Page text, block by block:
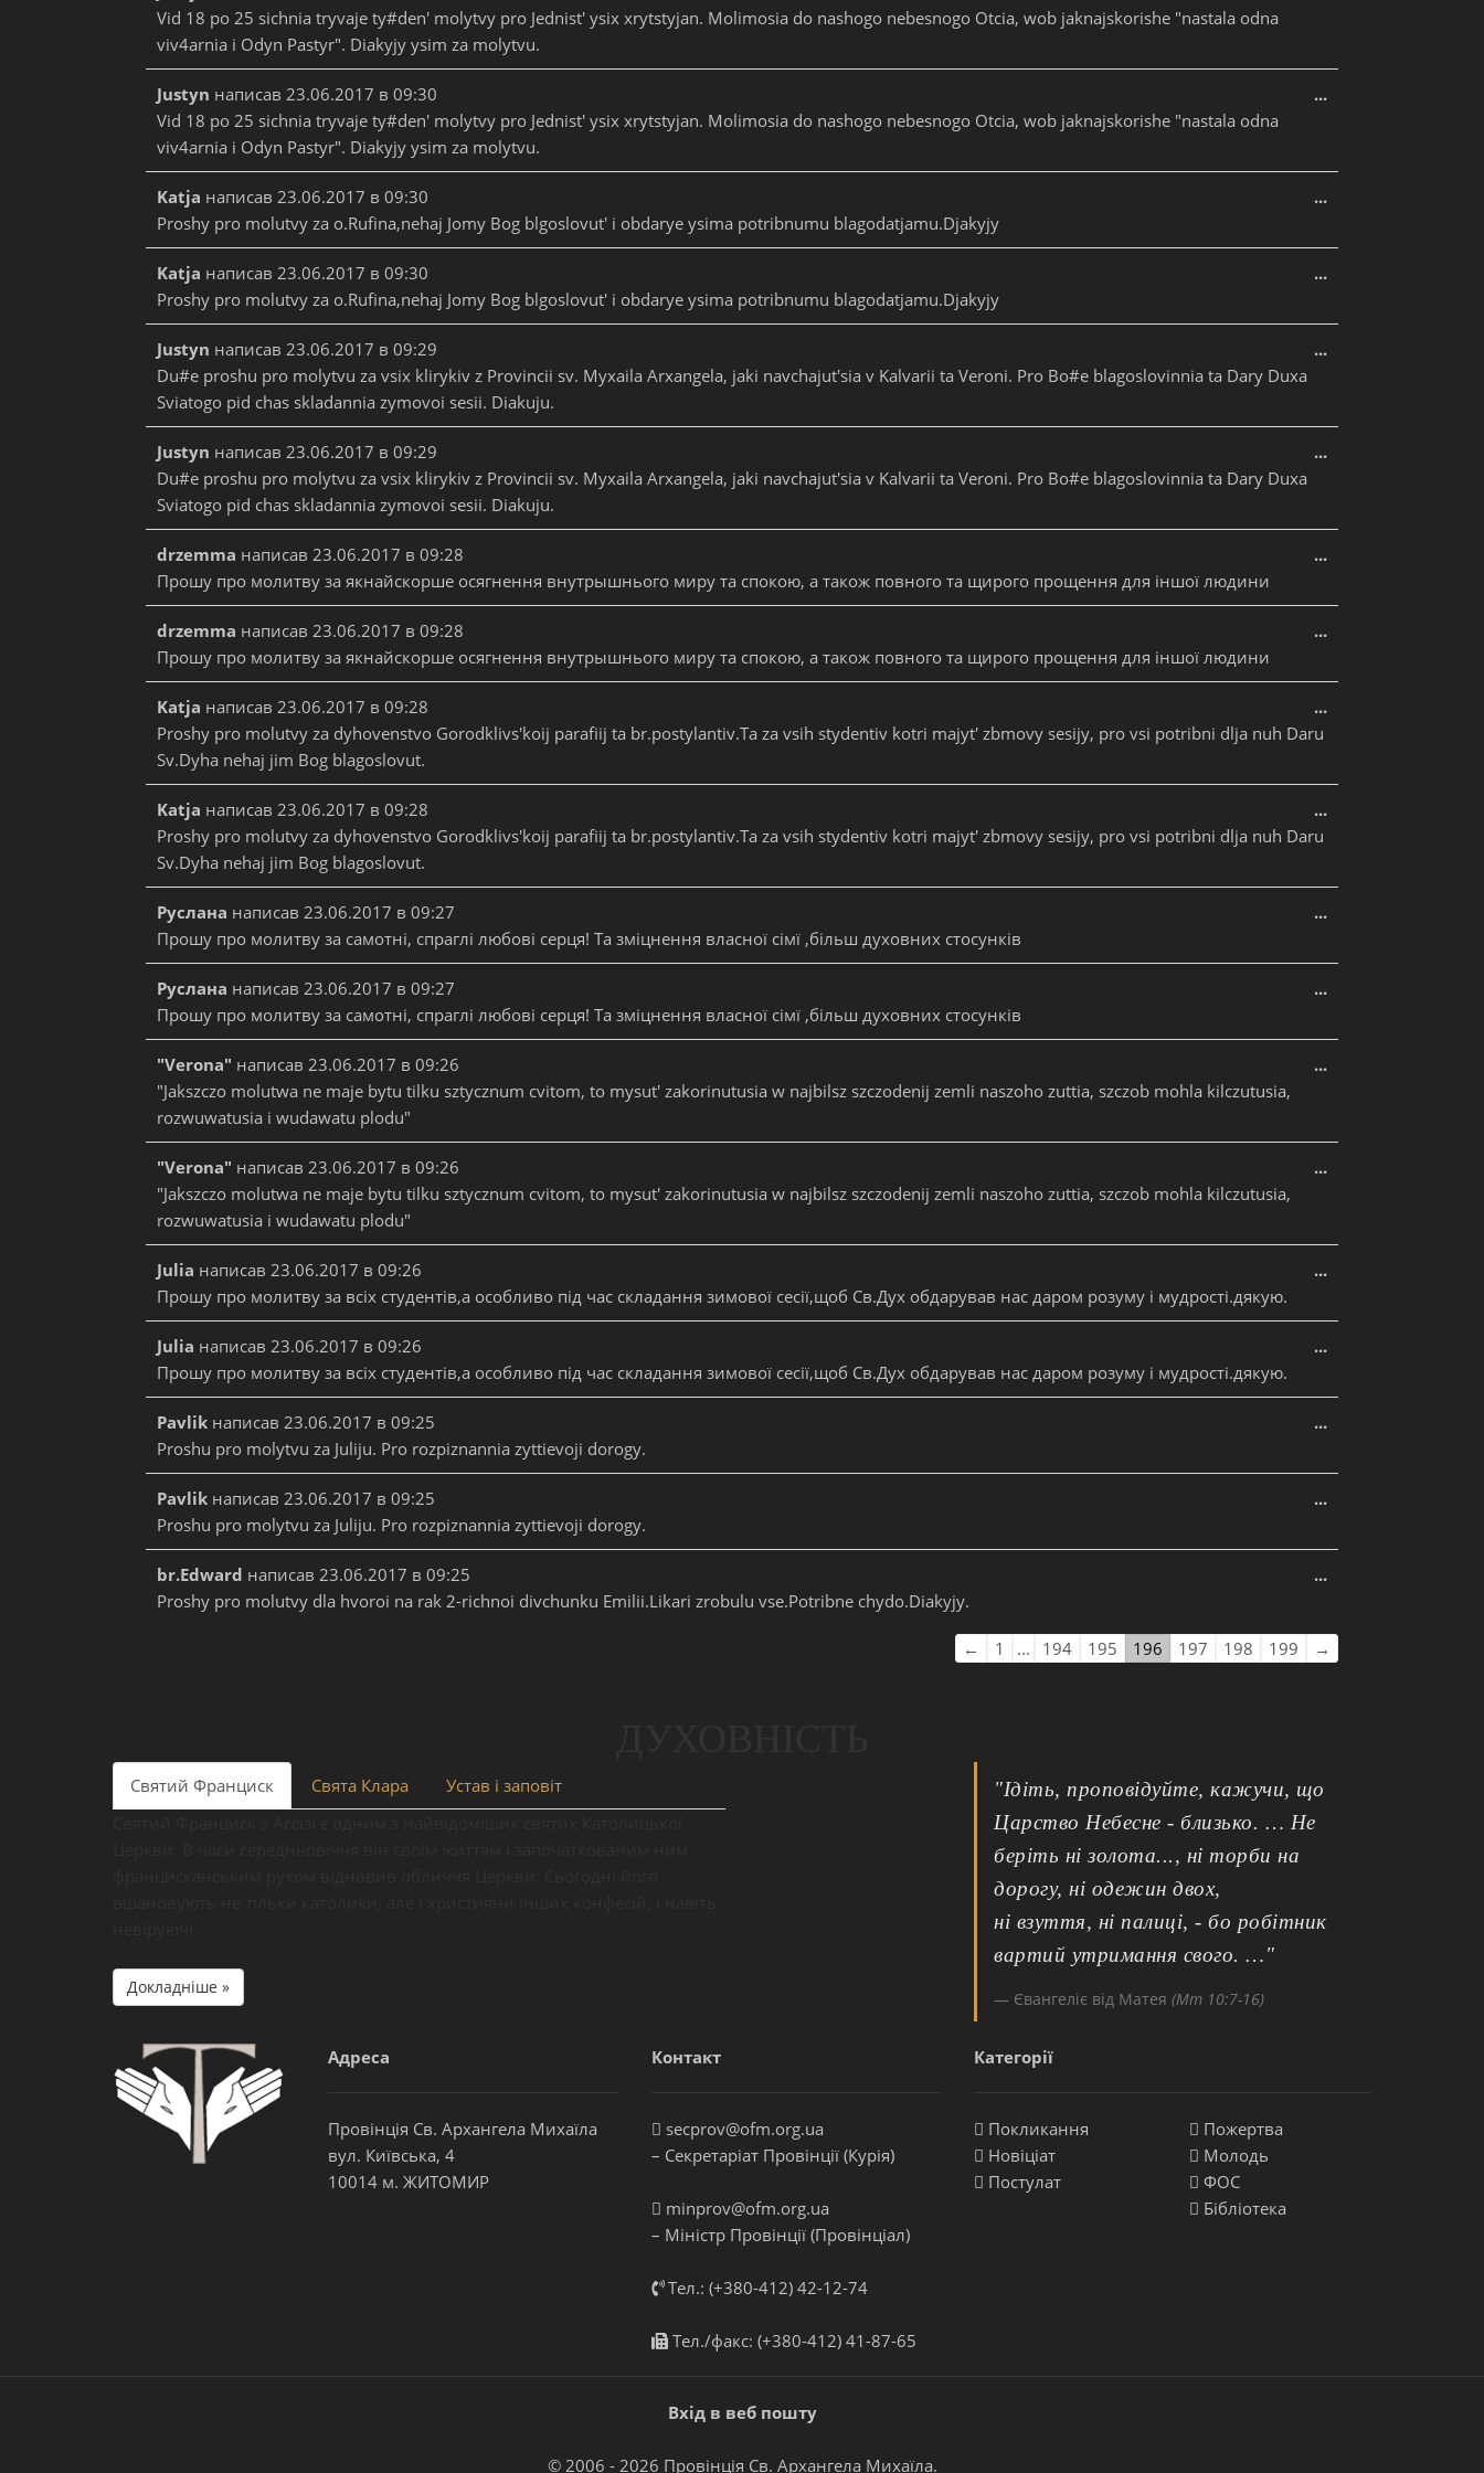
Vid 18 po 25 sichnia tryvaje ty#den' molytvy pro Jednist' ysix xrytstyjan. Molimosia do nashogo nebesnogo Otcia, wob jaknajskorishe "nastala odna
viv4arnia i Odyn Pastyr". Diakyjy ysim za molytvu.
Justyn написав 23.06.2017 в 09:30
Vid 18 po 25 sichnia tryvaje ty#den' molytvy pro Jednist' ysix xrytstyjan. Molimosia do nashogo nebesnogo Otcia, wob jaknajskorishe "nastala odna
viv4arnia i Odyn Pastyr". Diakyjy ysim za molytvu.
...Увімкніть це
Katja написав 23.06.2017 в 09:30
Proshy pro molutvy za o.Rufina,nehaj Jomy Bog blgoslovut' i obdarye ysima potribnumu blagodatjamu.Djakyjy
...Увімкніть це
Katja написав 23.06.2017 в 09:30
Proshy pro molutvy za o.Rufina,nehaj Jomy Bog blgoslovut' i obdarye ysima potribnumu blagodatjamu.Djakyjy
...Увімкніть це
Justyn написав 23.06.2017 в 09:29
Du#e proshu pro molytvu za vsix klirykiv z Provincii sv. Myxaila Arxangela, jaki navchajut'sia v Kalvarii ta Veroni. Pro Bo#e blagoslovinnia ta Dary Duxa
Sviatogo pid chas skladannia zymovoi sesii. Diakuju.
...Увімкніть це
Justyn написав 23.06.2017 в 09:29
Du#e proshu pro molytvu za vsix klirykiv z Provincii sv. Myxaila Arxangela, jaki navchajut'sia v Kalvarii ta Veroni. Pro Bo#e blagoslovinnia ta Dary Duxa
Sviatogo pid chas skladannia zymovoi sesii. Diakuju.
...Увімкніть це
drzemma написав 23.06.2017 в 09:28
Прошу про молитву за якнайскорше осягнення внутрышнього миру та спокою, а також повного та щирого прощення для іншої людини
...Увімкніть це
drzemma написав 23.06.2017 в 09:28
Прошу про молитву за якнайскорше осягнення внутрышнього миру та спокою, а також повного та щирого прощення для іншої людини
...Увімкніть це
Katja написав 23.06.2017 в 09:28
Proshy pro molutvy za dyhovenstvo Gorodklivs'koij parafiij ta br.postylantiv.Ta za vsih stydentiv kotri majyt' zbmovy sesijy, pro vsi potribni dlja nuh Daru
Sv.Dyha nehaj jim Bog blagoslovut.
...Увімкніть це
Katja написав 23.06.2017 в 09:28
Proshy pro molutvy za dyhovenstvo Gorodklivs'koij parafiij ta br.postylantiv.Ta za vsih stydentiv kotri majyt' zbmovy sesijy, pro vsi potribni dlja nuh Daru
Sv.Dyha nehaj jim Bog blagoslovut.
...Увімкніть це
Руслана написав 23.06.2017 в 09:27
Прошу про молитву за самотні, спраглі любові серця! Та зміцнення власної сімї ,більш духовних стосунків
...Увімкніть це
Руслана написав 23.06.2017 в 09:27
Прошу про молитву за самотні, спраглі любові серця! Та зміцнення власної сімї ,більш духовних стосунків
...Увімкніть це
"Verona" написав 23.06.2017 в 09:26
"Jakszczo molutwa ne maje bytu tilku sztycznum cvitom, to mysut' zakorinutusia w najbilsz szczodenij zemli naszoho zuttia, szczob mohla kilczutusia,
rozwuwatusia i wudawatu plodu"
...Увімкніть це
"Verona" написав 23.06.2017 в 09:26
"Jakszczo molutwa ne maje bytu tilku sztycznum cvitom, to mysut' zakorinutusia w najbilsz szczodenij zemli naszoho zuttia, szczob mohla kilczutusia,
rozwuwatusia i wudawatu plodu"
...Увімкніть це
Julia написав 23.06.2017 в 09:26
Прошу про молитву за всіх студентів,а особливо під час складання зимової сесії,щоб Св.Дух обдарував нас даром розуму і мудрості.дякую.
...Увімкніть це
Julia написав 23.06.2017 в 09:26
Прошу про молитву за всіх студентів,а особливо під час складання зимової сесії,щоб Св.Дух обдарував нас даром розуму і мудрості.дякую.
...Увімкніть це
Pavlik написав 23.06.2017 в 09:25
Proshu pro molytvu za Juliju. Pro rozpiznannia zyttievoji dorogy.
...Увімкніть це
Pavlik написав 23.06.2017 в 09:25
Proshu pro molytvu za Juliju. Pro rozpiznannia zyttievoji dorogy.
...Увімкніть це
br.Edward написав 23.06.2017 в 09:25
Proshy pro molutvy dla hvoroi na rak 2-richnoi divchunku Emilii.Likari zrobulu vse.Potribne chydo.Diakyjy.
...Увімкніть це
Навігація по списку гостьової книги
← 1 ... 194 195 196 197 198 199 →
Святий Франциск Свята Клара
Устав і заповіт
Докладніше »
"Ідіть, проповідуйте, кажучи, що
Царство Небесне - близько. … Не
беріть ні золота..., ні торби на
дорогу, ні одежин двох,
ні взуття, ні палиці, - бо робітник
вартий утримання свого. …"
Євангеліє від Матея (Мт 10:7-16)
Адреса
Провінція Св. Архангела Михаїла
вул. Київська, 4
10014 м. ЖИТОМИР
Контакт
secprov@ofm.org.ua
– Секретаріат Провінції (Курія)
minprov@ofm.org.ua
– Міністр Провінції (Провінціал)
Тел.: (+380-412) 42-12-74
Тел./факс: (+380-412) 41-87-65
Категорії
Покликання
Новіціат
Постулат
Пожертва
Молодь
ФОС
Бібліотека
Вхід в веб пошту
© 2006 - 2026 Провінція Св. Архангела Михаїла.